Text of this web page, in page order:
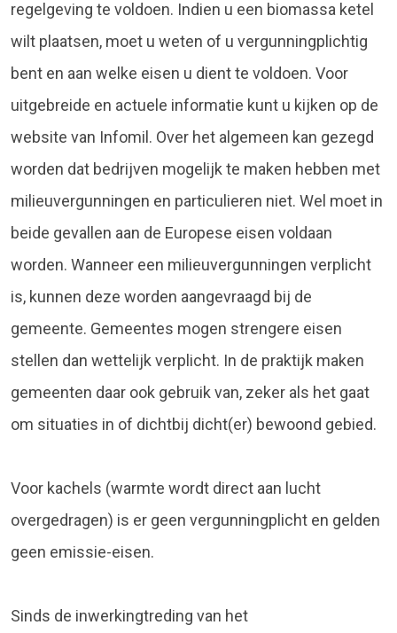
regelgeving te voldoen. Indien u een biomassa ketel
wilt plaatsen, moet u weten of u vergunningplichtig
bent en aan welke eisen u dient te voldoen. Voor
uitgebreide en actuele informatie kunt u kijken op de
website van Infomil. Over het algemeen kan gezegd
worden dat bedrijven mogelijk te maken hebben met
milieuvergunningen en particulieren niet. Wel moet in
beide gevallen aan de Europese eisen voldaan
worden. Wanneer een milieuvergunningen verplicht
is, kunnen deze worden aangevraagd bij de
gemeente. Gemeentes mogen strengere eisen
stellen dan wettelijk verplicht. In de praktijk maken
gemeenten daar ook gebruik van, zeker als het gaat
om situaties in of dichtbij dicht(er) bewoond gebied.
Voor kachels (warmte wordt direct aan lucht
overgedragen) is er geen vergunningplicht en gelden
geen emissie-eisen.
Sinds de inwerkingtreding van het